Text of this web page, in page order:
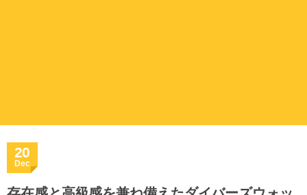
20
Dec